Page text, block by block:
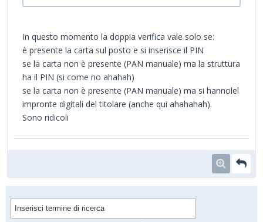
In questo momento la doppia verifica vale solo se:
è presente la carta sul posto e si inserisce il PIN
se la carta non è presente (PAN manuale) ma la struttura
ha il PIN (si come no ahahah)
se la carta non è presente (PAN manuale) ma si hannolel
impronte digitali del titolare (anche qui ahahahah).
Sono ridicoli